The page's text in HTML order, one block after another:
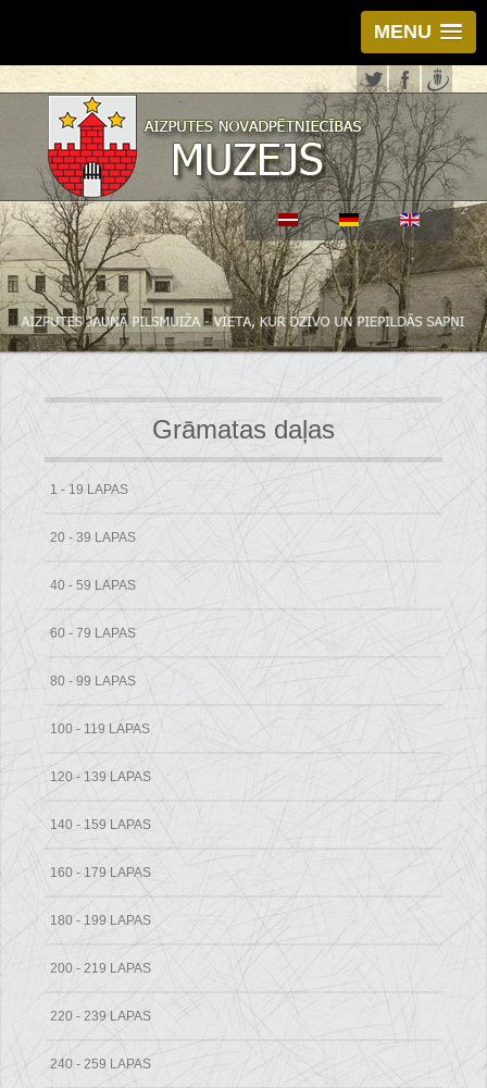
MENU
Grāmatas daļas
1 - 19 LAPAS
20 - 39 LAPAS
40 - 59 LAPAS
60 - 79 LAPAS
80 - 99 LAPAS
100 - 119 LAPAS
120 - 139 LAPAS
140 - 159 LAPAS
160 - 179 LAPAS
180 - 199 LAPAS
200 - 219 LAPAS
220 - 239 LAPAS
240 - 259 LAPAS